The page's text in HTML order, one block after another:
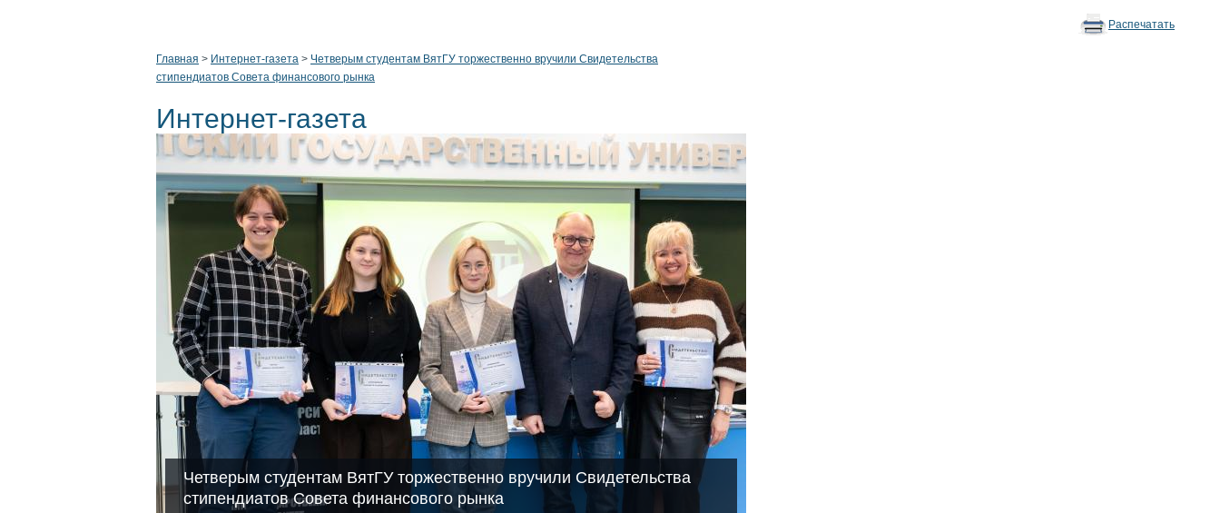
Распечатать
Главная > Интернет-газета > Четверым студентам ВятГУ торжественно вручили Свидетельства
стипендиатов Совета финансового рынка
Интернет-газета
Четверым студентам ВятГУ торжественно вручили Свидетельства
стипендиатов Совета финансового рынка